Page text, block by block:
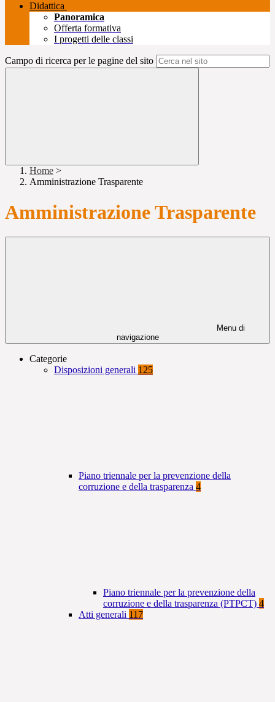
Didattica
Panoramica
Offerta formativa
I progetti delle classi
Campo di ricerca per le pagine del sito
Home >
Amministrazione Trasparente
Amministrazione Trasparente
Menu di
navigazione
Categorie
Disposizioni generali 125
Piano triennale per la prevenzione della
corruzione e della trasparenza 4
Piano triennale per la prevenzione della
corruzione e della trasparenza (PTPCT) 4
Atti generali 117